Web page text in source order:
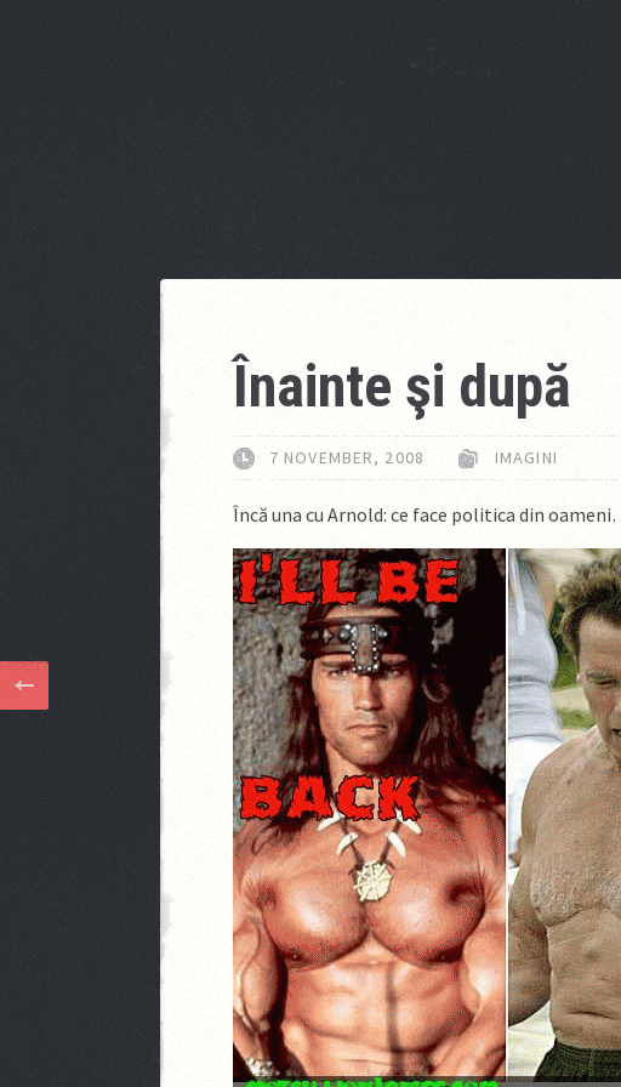
Înainte şi după
7 NOVEMBER, 2008 IMAGINI
Încă una cu Arnold: ce face politica din